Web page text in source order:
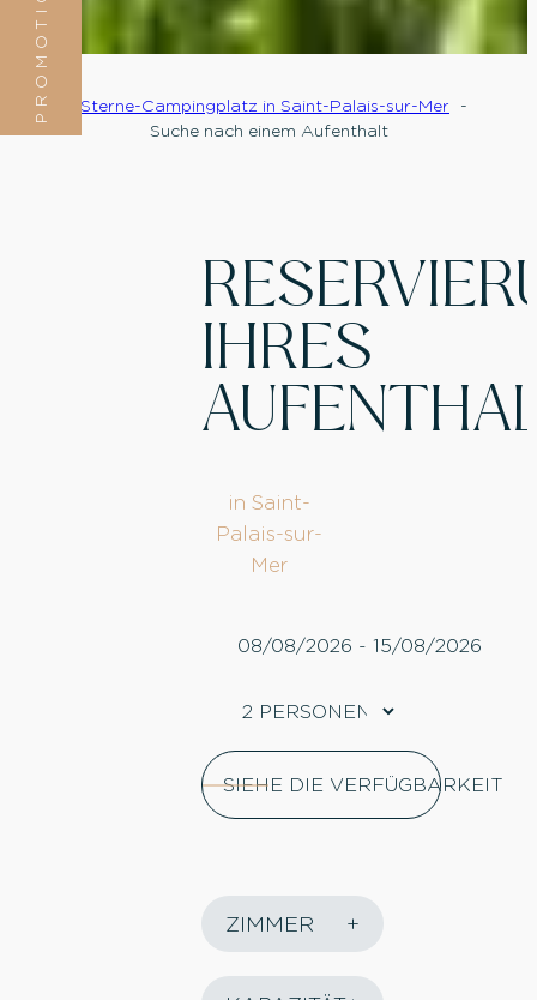
PROMOTION
5-Sterne-Campingplatz in Saint-Palais-sur-Mer
Suche nach einem Aufenthalt
IHRES
in Saint-
Palais-sur-
Mer
SIEHE DIE VERFÜGBARKEIT
ZIMMER